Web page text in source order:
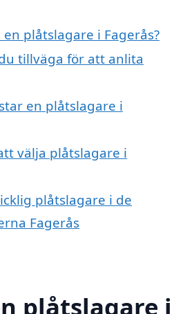
plåtslagare i Fagerås?
tillväga för att anlita
en plåtslagare i
välja plåtslagare i
plåtslagare i de
Fagerås
plåtslagare i